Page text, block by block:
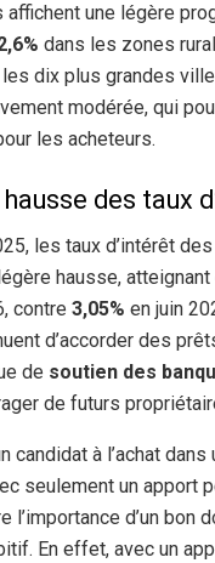
une légère
dans les zones
dix plus grandes
modérée, qui
les acheteurs.
des taux
les taux d’intérêt
hausse, atteignant
contre 3,05% en juin
d’accorder des
de soutien des
de futurs
candidat à l’achat
seulement un apport
l’importance d’un bon
En effet, avec un